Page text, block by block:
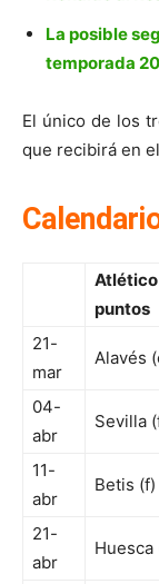
La posible
temporada
El único de los
que recibirá en
puntos
21-
mar
Alavés
04-
abr
Sevilla
11-
abr
Betis (f)
21-
abr
Huesca